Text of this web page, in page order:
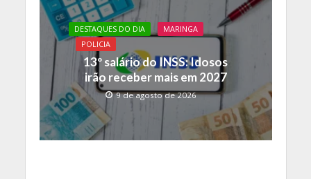
DESTAQUES DO DIA
MARINGA
POLICIA
13º salário do INSS: Idosos
irão receber mais em 2027
9 de agosto de 2026